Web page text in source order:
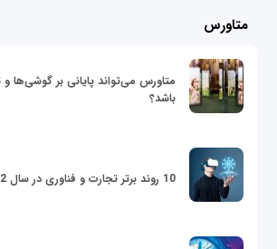
متاورس
متاورس می‌تواند پایانی بر گوشی‌ها
باشد؟
10 روند برتر تجارت و فناوری در سال 2022